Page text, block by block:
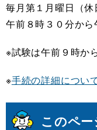
毎月第１月曜日（休
午前８時３０分か
※試験は午前９時か
※手続の詳細につい
このペ